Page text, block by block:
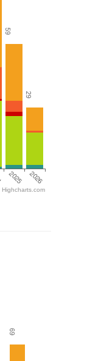
59
29
2025 2026
Highcharts.com
69